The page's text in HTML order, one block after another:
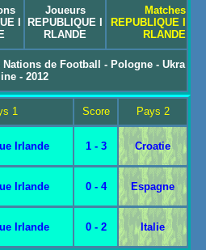
I
Joueurs
REPUBLIQUE I
RLANDE
Matches
REPUBLIQUE I
RLANDE
de Football - Pologne - Ukra
ine - 2012
1 Score
Pays 2
Irlande 1 - 3 Croatie
Irlande 0 - 4 Espagne
Irlande 0 - 2 Italie